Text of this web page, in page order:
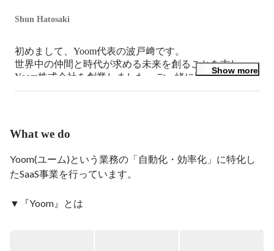
Shun Hatosaki
初めまして、Yoom代表の波戸﨑です。
世界中の仲間と時代が求める未来を創ることを志し、
Yoom株式会社を創業しました。ご一緒に同じビジョン
を目指して頂ける方とお会いできるのを楽しみにしてい
3年目から基幹事業である求人事業部の事業責任者に就
2度のM&Aや大手通信会社との事業提携を実施後、株式
会社TimeTechnologiesを設立。
の株式を譲渡し、Yoom株式会社を設立。
Show more
What we do
Yoom(ユーム)という業務の「自動化・効率化」に特化し
たSaaS事業を行っています。
▼『Yoom』とは